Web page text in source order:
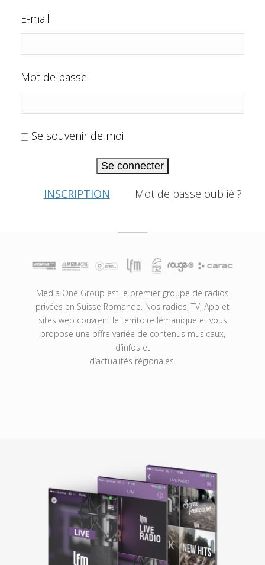
E-mail
Mot de passe
Se souvenir de moi
Se connecter
INSCRIPTION Mot de passe oublié ?
Media One Group est le premier groupe de radios
privées en Suisse Romande. Nos radios, TV, App et
sites web couvrent le territoire lémanique et vous
propose une offre variée de contenus musicaux,
d’infos et
d’actualités régionales.